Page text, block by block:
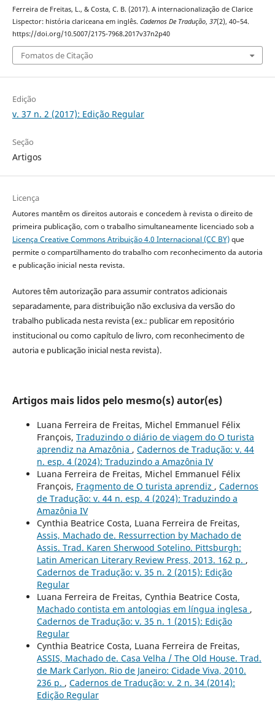
Ferreira de Freitas, L., & Costa, C. B. (2017). A internacionalização de Clarice
Lispector: história clariceana em inglês. Cadernos De Tradução, 37(2), 40–54.
https://doi.org/10.5007/2175-7968.2017v37n2p40
Fomatos de Citação
Edição
v. 37 n. 2 (2017): Edição Regular
Seção
Artigos
Licença
Autores mantêm os direitos autorais e concedem à revista o direito de
primeira publicação, com o trabalho simultaneamente licenciado sob a
Licença Creative Commons Atribuição 4.0 Internacional (CC BY)que
permite o compartilhamento do trabalho com reconhecimento da autoria
e publicação inicial nesta revista.
Autores têm autorização para assumir contratos adicionais
separadamente, para distribuição não exclusiva da versão do
trabalho publicada nesta revista (ex.: publicar em repositório
institucional ou como capítulo de livro, com reconhecimento de
autoria e publicação inicial nesta revista).
Artigos mais lidos pelo mesmo(s) autor(es)
Luana Ferreira de Freitas, Michel Emmanuel Félix
François, Traduzindo o diário de viagem do O turista
aprendiz na Amazônia , Cadernos de Tradução: v. 44
n. esp. 4 (2024): Traduzindo a Amazônia IV
Luana Ferreira de Freitas, Michel Emmanuel Félix
François, Fragmento de O turista aprendiz , Cadernos
de Tradução: v. 44 n. esp. 4 (2024): Traduzindo a
Amazônia IV
Cynthia Beatrice Costa, Luana Ferreira de Freitas,
Assis, Machado de. Ressurrection by Machado de
Assis. Trad. Karen Sherwood Sotelino. Pittsburgh:
Latin American Literary Review Press, 2013. 162 p. ,
Cadernos de Tradução: v. 35 n. 2 (2015): Edição
Regular
Luana Ferreira de Freitas, Cynthia Beatrice Costa,
Machado contista em antologias em língua inglesa ,
Cadernos de Tradução: v. 35 n. 1 (2015): Edição
Regular
Cynthia Beatrice Costa, Luana Ferreira de Freitas,
ASSIS, Machado de. Casa Velha / The Old House. Trad.
de Mark Carlyon. Rio de Janeiro: Cidade Viva, 2010.
236 p. , Cadernos de Tradução: v. 2 n. 34 (2014):
Edição Regular